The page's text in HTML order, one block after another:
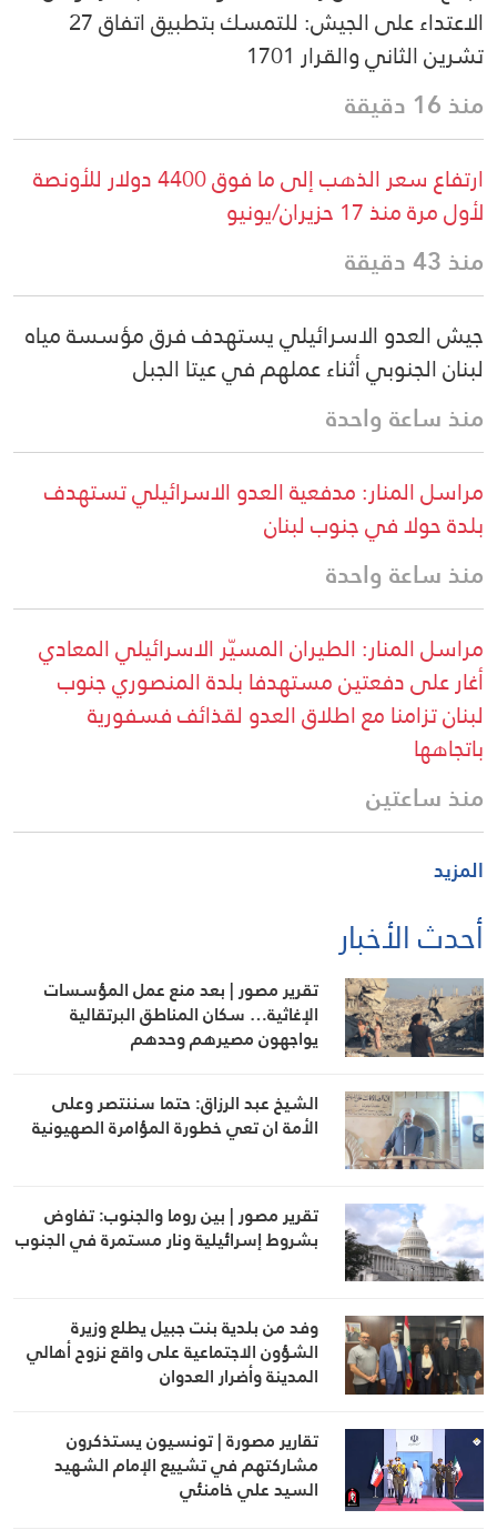
الاعتداء على الجيش: للتمسك بتطبيق اتفاق 27
تشرين الثاني والقرار 1701
منذ 16 دقيقة
ارتفاع سعر الذهب إلى ما فوق 4400 دولار للأونصة
لأول مرة منذ 17 حزيران/يونيو
منذ 43 دقيقة
جيش العدو الاسرائيلي يستهدف فرق مؤسسة مياه
لبنان الجنوبي أثناء عملهم في عيتا الجبل
منذ ساعة واحدة
مراسل المنار: مدفعية العدو الاسرائيلي تستهدف
بلدة حولا في جنوب لبنان
منذ ساعة واحدة
مراسل المنار: الطيران المسيّر الاسرائيلي المعادي
أغار على دفعتين مستهدفا بلدة المنصوري جنوب
لبنان تزامنا مع اطلاق العدو لقذائف فسفورية
باتجاهها
منذ ساعتين
المزيد
أحدث الأخبار
تقرير مصور | بعد منع عمل المؤسسات
الإغاثية… سكان المناطق البرتقالية
يواجهون مصيرهم وحدهم
الشيخ عبد الرزاق: حتما سننتصر وعلى
الأمة ان تعي خطورة المؤامرة الصهيونية
تقرير مصور | بين روما والجنوب: تفاوض
بشروط إسرائيلية ونار مستمرة في الجنوب
وفد من بلدية بنت جبيل يطلع وزيرة
الشؤون الاجتماعية على واقع نزوح أهالي
المدينة وأضرار العدوان
تقارير مصورة | تونسيون يستذكرون
مشاركتهم في تشييع الإمام الشهيد
السيد علي خامنئي